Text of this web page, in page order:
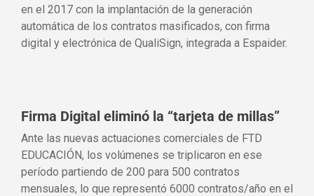
en el 2017 con la implantación de la generación
automática de los contratos masificados, con firma
digital y electrónica de QualiSign, integrada a Espaider.
Firma Digital eliminó la “tarjeta de millas”
Ante las nuevas actuaciones comerciales de FTD
EDUCACIÓN, los volúmenes se triplicaron en ese
período partiendo de 200 para 500 contratos
mensuales, lo que representó 6000 contratos/año en el